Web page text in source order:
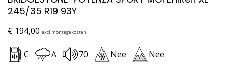
245/35 R19 93Y
€ 194,00 excl montagekosten
C A 70 Nee Nee